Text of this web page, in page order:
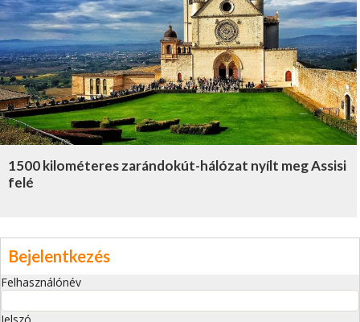
1500 kilométeres zarándokút-hálózat nyílt meg Assisi
felé
Bejelentkezés
Felhasználónév